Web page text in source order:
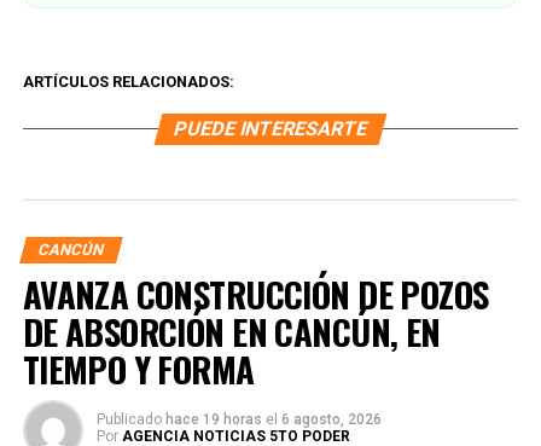
ARTÍCULOS RELACIONADOS:
PUEDE INTERESARTE
CANCÚN
AVANZA CONSTRUCCIÓN DE POZOS
DE ABSORCIÓN EN CANCÚN, EN
TIEMPO Y FORMA
Publicado hace 19 horas el 6 agosto, 2026
Por AGENCIA NOTICIAS 5TO PODER